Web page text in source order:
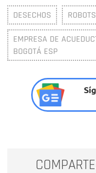
DESECHOS ROBOTS
EMPRESA DE
BOGOTÁ ESP